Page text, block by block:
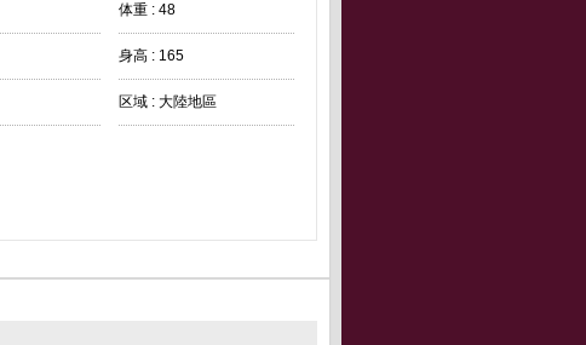
体重 : 48
身高 : 165
区域 : 大陸地區